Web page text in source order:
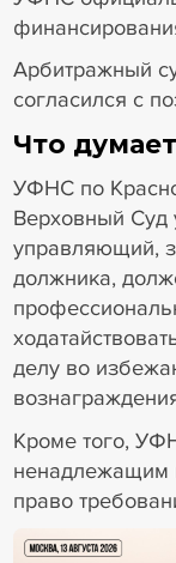
Арбитражный
согласился с
Что
УФНС по
Верховный Суд
управляющий,
должника,
делу во
Кроме того,
ненадлежащим
право